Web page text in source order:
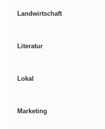
Landwirtschaft
Literatur
Lokal
Marketing